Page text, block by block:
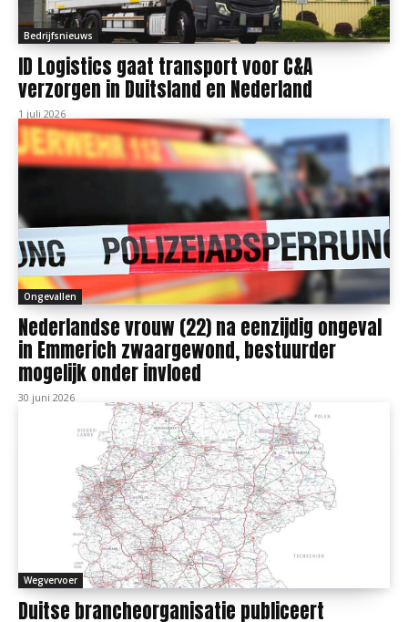
Bedrijfsnieuws
ID Logistics gaat transport voor C&A
verzorgen in Duitsland en Nederland
1 juli 2026
Ongevallen
Nederlandse vrouw (22) na eenzijdig ongeval
in Emmerich zwaargewond, bestuurder
mogelijk onder invloed
30 juni 2026
Wegvervoer
Duitse brancheorganisatie publiceert